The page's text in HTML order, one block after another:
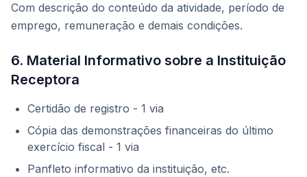
Com descrição do conteúdo da atividade, período de
emprego, remuneração e demais condições.
6. Material Informativo sobre a Instituição
Receptora
Certidão de registro - 1 via
Cópia das demonstrações financeiras do último
exercício fiscal - 1 via
Panfleto informativo da instituição, etc.